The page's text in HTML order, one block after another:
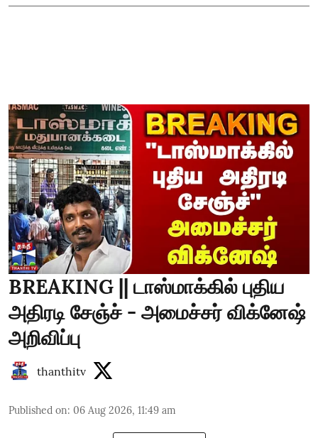
BREAKING || டாஸ்மாக்கில் புதிய
அதிரடி சேஞ்ச் - அமைச்சர் விக்னேஷ்
அறிவிப்பு
thanthitv
Published on: 06 Aug 2026, 11:49 am